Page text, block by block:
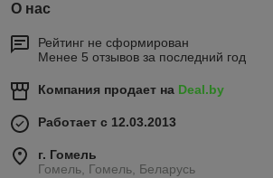
О нас
Рейтинг не сформирован
Менее 5 отзывов за последний год
Компания продает на Deal.by
Работает с 12.03.2013
г. Гомель
Гомель, Гомель, Беларусь